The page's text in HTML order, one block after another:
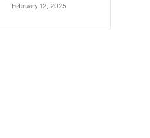
February 12, 2025